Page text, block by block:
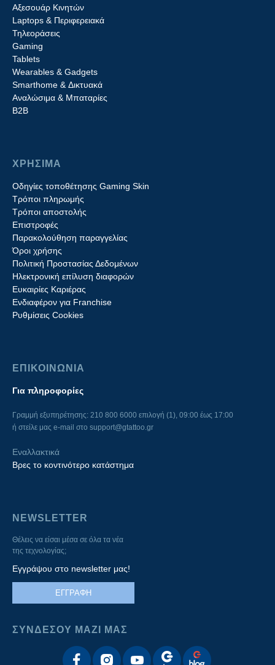
Αξεσουάρ Κινητών
Laptops & Περιφερειακά
Τηλεοράσεις
Gaming
Tablets
Wearables & Gadgets
Smarthome & Δικτυακά
Aναλώσιμα & Μπαταρίες
Β2B
ΧΡΗΣΙΜΑ
Οδηγίες τοποθέτησης Gaming Skin
Τρόποι πληρωμής
Τρόποι αποστολής
Επιστροφές
Παρακολούθηση παραγγελίας
Όροι χρήσης
Πολιτική Προστασίας Δεδομένων
Ηλεκτρονική επίλυση διαφορών
Ευκαιρίες Καριέρας
Ενδιαφέρον για Franchise
Ρυθμίσεις Cookies
ΕΠΙΚΟΙΝΩΝΙΑ
Για πληροφορίες
Γραμμή εξυπηρέτησης: 210 800 6000 επιλογή (1), 09:00 έως 17:00
ή στείλε μας e-mail στο support@gtattoo.gr
Εναλλακτικά
Βρες το κοντινότερο κατάστημα
NEWSLETTER
Θέλεις να είσαι μέσα σε όλα τα νέα
της τεχνολογίας;
Εγγράψου στο newsletter μας!
ΕΓΓΡΑΦΗ
ΣΥΝΔΕΣΟΥ ΜΑΖΙ ΜΑΣ